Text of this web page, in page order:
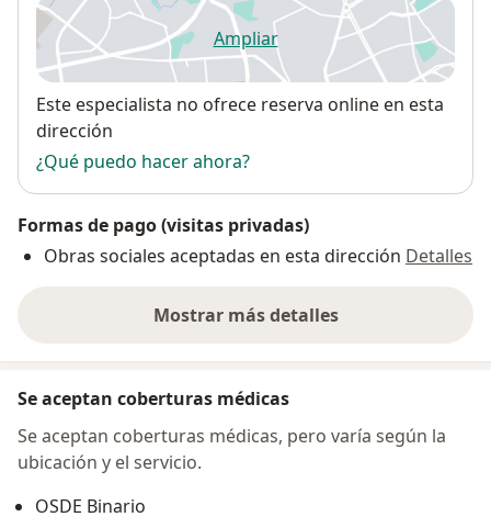
Ampliarse abre en una nueva
Disponibilidad
Este especialista no ofrece reserva online en esta
dirección
¿Qué puedo hacer ahora?
Formas de pago (visitas privadas)
Obras sociales aceptadas en esta dirección Detalles
Mostrar más detalles
sobre la dirección
Se aceptan coberturas médicas
Se aceptan coberturas médicas, pero varía según la
ubicación y el servicio.
OSDE Binario